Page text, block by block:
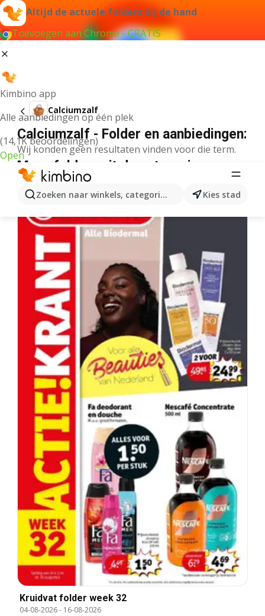
Altijd de actuele folders bij de hand
Toevoegen aan Chrome - GRATIS
Kimbino app
Alle aanbiedingen op één plek
(14,1K beoordelingen)
Open
Zoeken naar winkels, categorieën, producten...
Kies stad
Calciumzalf
Calciumzalf - Folder en aanbiedingen:
Wij konden geen resultaten vinden voor die term.
Meer folders uit de categorie
Kruidvat folder week 32
04-08-2026- 16-08-2026